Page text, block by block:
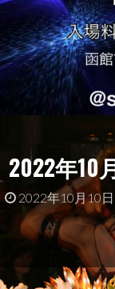
2022年10
2022年10月10日